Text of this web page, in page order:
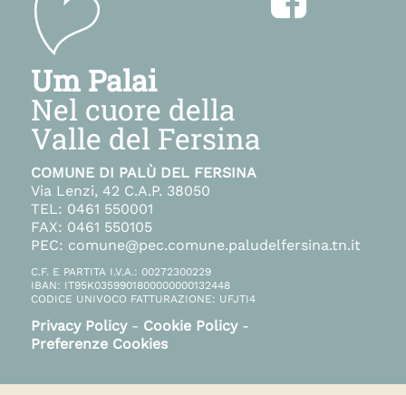
Um Palai
Nel cuore della
Valle del Fersina
COMUNE DI PALÙ DEL FERSINA
Via Lenzi, 42 C.A.P. 38050
TEL: 0461 550001
FAX: 0461 550105
PEC: comune@pec.comune.paludelfersina.tn.it
C.F. E PARTITA I.V.A.: 00272300229
IBAN: IT95K0359901800000000132448
CODICE UNIVOCO FATTURAZIONE: UFJTI4
Privacy Policy- Cookie Policy-
Preferenze Cookies